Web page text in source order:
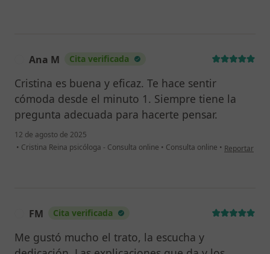
Ana M Cita verificada
Cristina es buena y eficaz. Te hace sentir
cómoda desde el minuto 1. Siempre tiene la
pregunta adecuada para hacerte pensar.
12 de agosto de 2025
• Cristina Reina psicóloga - Consulta online • Consulta online • en opinión
Reportar
FM Cita verificada
Me gustó mucho el trato, la escucha y